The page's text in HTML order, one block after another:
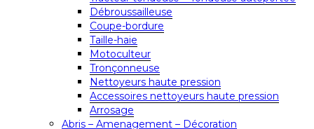
Débroussailleuse
Coupe-bordure
Taille-haie
Motoculteur
Tronçonneuse
Nettoyeurs haute pression
Accessoires nettoyeurs haute pression
Arrosage
Abris – Amenagement – Décoration